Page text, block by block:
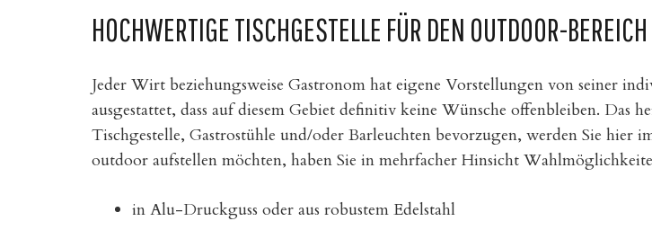
HOCHWERTIGE TISCHGESTELLE FÜR DEN OUTDOOR-
Jeder Wirt beziehungsweise Gastronom hat eigene Vorstellungen von seiner
ausgestattet, dass auf diesem Gebiet definitiv keine Wünsche offenbleiben. Das
Tischgestelle, Gastrostühle und/oder Barleuchten bevorzugen, werden Sie hier
outdoor aufstellen möchten, haben Sie in mehrfacher Hinsicht
in Alu-Druckguss oder aus robustem Edelstahl